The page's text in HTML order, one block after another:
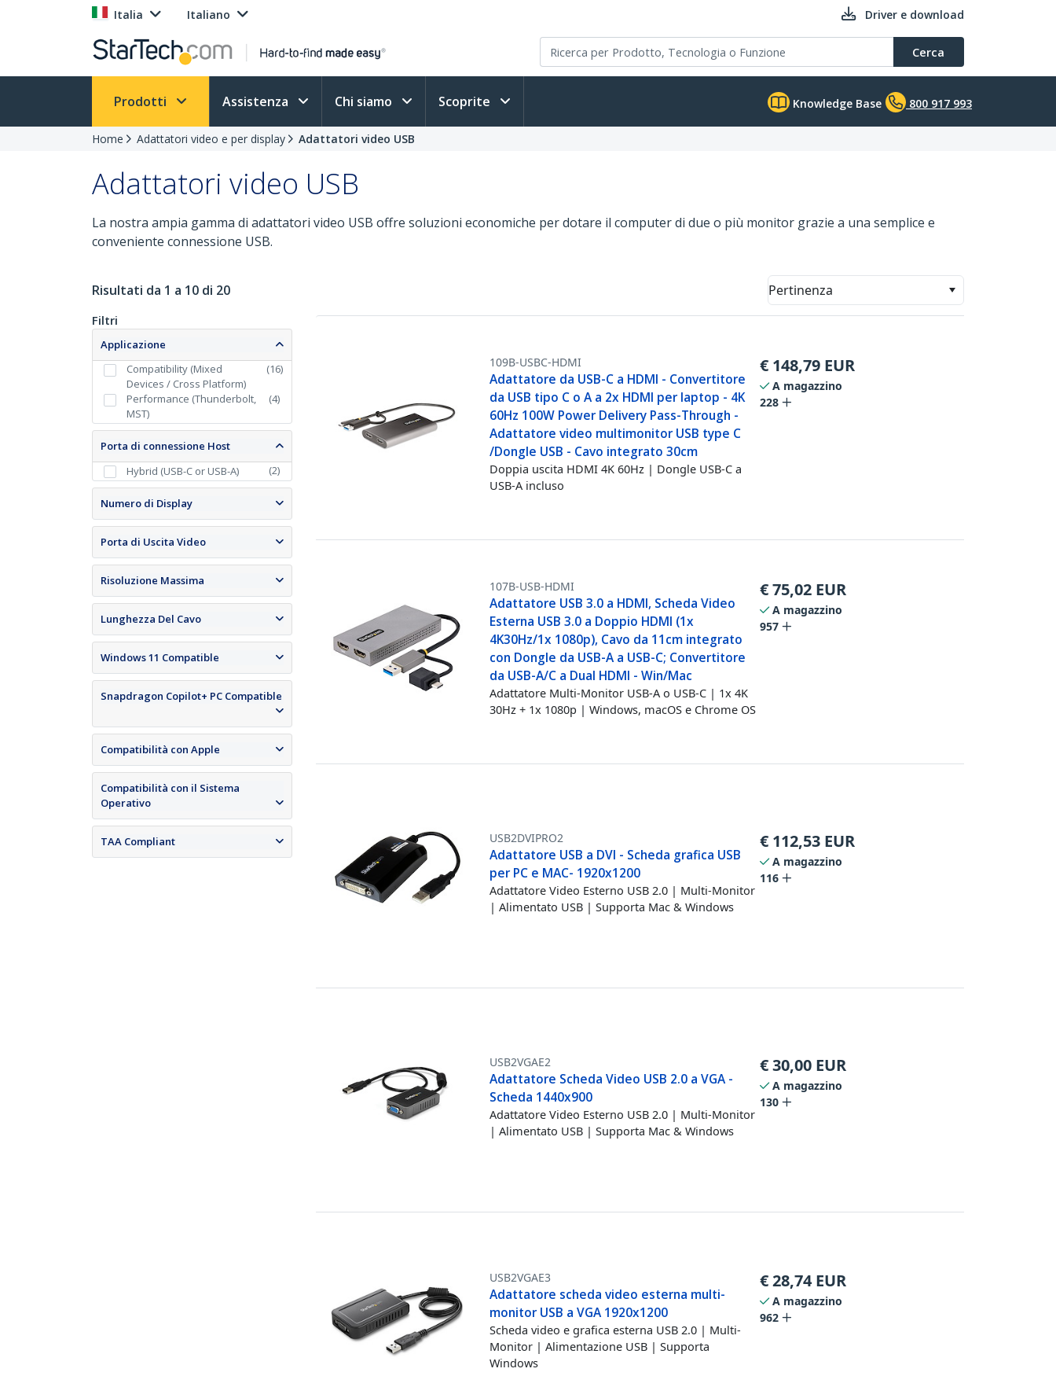
Italia Italiano Driver e download
Cerca
Prodotti Assistenza Chi siamo Scoprite Knowledge Base 800 917 993
Home Adattatori video e per display Adattatori video USB
Adattatori video USB
La nostra ampia gamma di adattatori video USB offre soluzioni economiche per dotare il computer di due o più monitor grazie a una semplice e
conveniente connessione USB.
Risultati da 1 a 10 di 20 Pertinenza
Filtri
Applicazione
Compatibility (Mixed
Devices / Cross Platform)
(16)
Performance (Thunderbolt,
MST)
(4)
Porta di connessione Host
Hybrid (USB-C or USB-A)
(2)
Numero di Display
Porta di Uscita Video
Risoluzione Massima
Lunghezza Del Cavo
Windows 11 Compatible
Snapdragon Copilot+ PC Compatible
Compatibilità con Apple
Compatibilità con il Sistema
Operativo
TAA Compliant
109B-USBC-HDMI
Adattatore da USB-C a HDMI - Convertitore
da USB tipo C o A a 2x HDMI per laptop - 4K
60Hz 100W Power Delivery Pass-Through -
Adattatore video multimonitor USB type C
/Dongle USB - Cavo integrato 30cm
Doppia uscita HDMI 4K 60Hz | Dongle USB-C a
USB-A incluso
€ 148,79 EUR
A magazzino
228
107B-USB-HDMI
Adattatore USB 3.0 a HDMI, Scheda Video
Esterna USB 3.0 a Doppio HDMI (1x
4K30Hz/1x 1080p), Cavo da 11cm integrato
con Dongle da USB-A a USB-C; Convertitore
da USB-A/C a Dual HDMI - Win/Mac
Adattatore Multi-Monitor USB-A o USB-C | 1x 4K
30Hz + 1x 1080p | Windows, macOS e Chrome OS
€75,02 EUR
A magazzino
957
USB2DVIPRO2
Adattatore USB a DVI - Scheda grafica USB
per PC e MAC- 1920x1200
Adattatore Video Esterno USB 2.0 | Multi-Monitor
| Alimentato USB | Supporta Mac & Windows
€ 112,53 EUR
A magazzino
116
USB2VGAE2
Adattatore Scheda Video USB 2.0 a VGA -
Scheda 1440x900
Adattatore Video Esterno USB 2.0 | Multi-Monitor
| Alimentato USB | Supporta Mac & Windows
€30,00 EUR
A magazzino
130
USB2VGAE3
Adattatore scheda video esterna multi-
monitor USB a VGA 1920x1200
Scheda video e grafica esterna USB 2.0 | Multi-
Monitor | Alimentazione USB | Supporta
Windows
€28,74 EUR
A magazzino
962